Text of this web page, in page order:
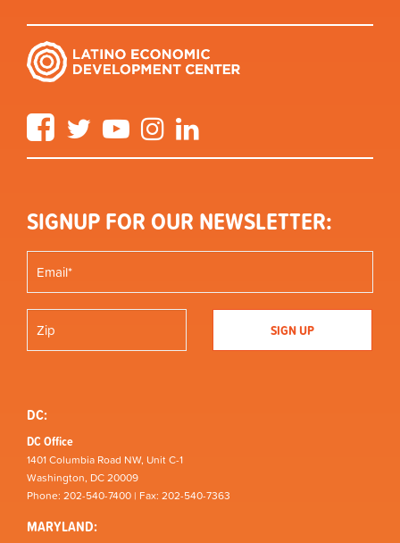
FacebookTwitter YouTube Instagram
SIGNUP FOR OUR NEWSLETTER:
DC:
DC Office
1401 Columbia Road NW, Unit C-1
Washington, DC 20009
Phone: 202-540-7400 | Fax: 202-540-7363
MARYLAND: